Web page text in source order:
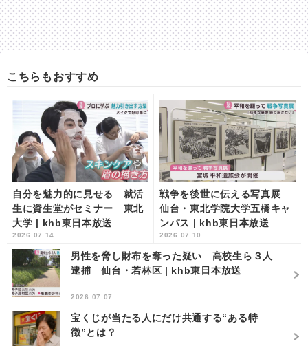
こちらもおすすめ
自分を魅力的に見せる 就活
生に資生堂がセミナー 東北
大学 | khb東日本放送
2026.07.14
戦争を後世に伝える写真展
仙台・東北学院大学五橋キャ
ンパス | khb東日本放送
2026.07.10
男性を脅し財布を奪った疑い 高校生ら３人
逮捕 仙台・若林区 | khb東日本放送
2026.07.07
宝くじが当たる人にだけ共通する“ある特
徴”とは？